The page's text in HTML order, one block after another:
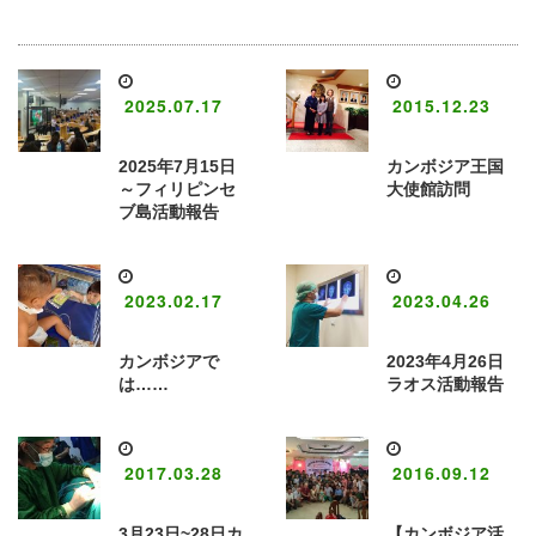
2025.07.17
2025年7月15日
～フィリピンセ
ブ島活動報告
2015.12.23
カンボジア王国
大使館訪問
2023.02.17
カンボジアで
は……
2023.04.26
2023年4月26日
ラオス活動報告
2017.03.28 2016.09.12